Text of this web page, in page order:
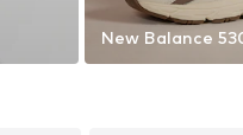
New Balance